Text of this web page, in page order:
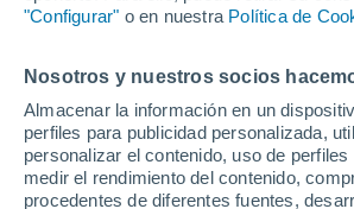
"Configurar" o en nuestra Política de
Nosotros y nuestros socios
Almacenar la información en un
perfiles para publicidad personalizada,
personalizar el contenido, uso de
medir el rendimiento del contenido,
procedentes de diferentes fuentes,
GFS América Sur -